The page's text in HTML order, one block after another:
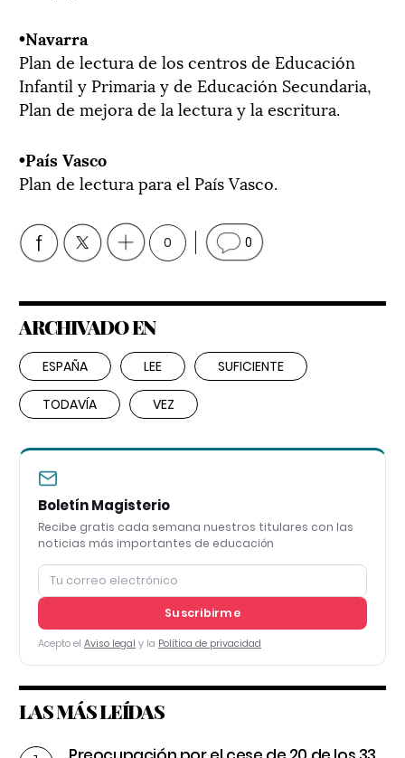
­­­•Navarra
Plan de lectura de los centros de Educación
Infantil y Primaria y de Educación Secundaria,
Plan de mejora de la lectura y la escritura.
­­­•País Vasco
Plan de lectura para el País Vasco.
0 0
ARCHIVADO EN
ESPAÑA LEE SUFICIENTE
TODAVÍA VEZ
Boletín Magisterio
Recibe gratis cada semana nuestros titulares con las
noticias más importantes de educación
Suscribirme
Acepto el Aviso legal y la Política de privacidad
LAS MÁS LEÍDAS